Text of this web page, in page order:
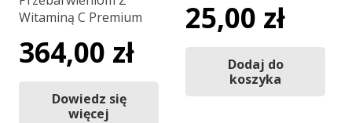
Witaminą C Premium
364,00 zł
Dowiedz się
więcej
25,00 zł
Dodaj do
koszyka